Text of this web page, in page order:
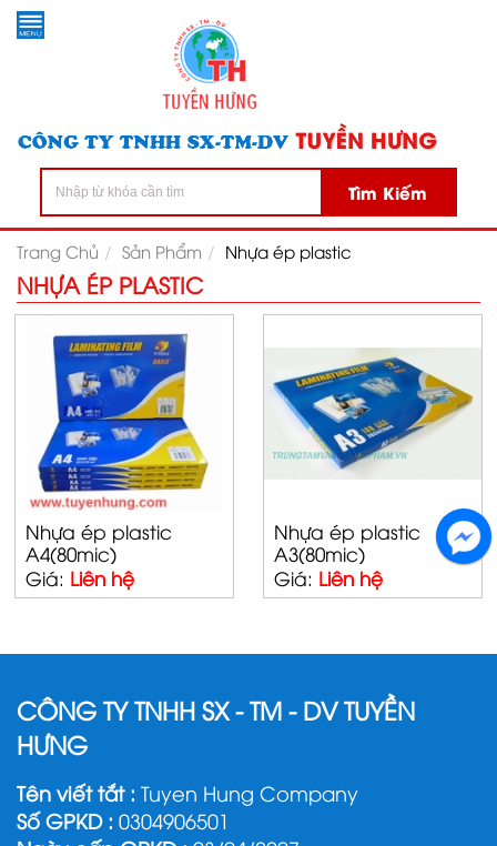
Tìm Kiếm
Trang Chủ Sản Phẩm Nhựa ép plastic
NHỰA ÉP PLASTIC
Nhựa ép plastic
A4(80mic)
Giá: Liên hệ
Nhựa ép plastic
A3(80mic)
Giá: Liên hệ
CÔNG TY TNHH SX - TM - DV TUYỀN
HƯNG
Tên viết tắt : Tuyen Hung Company
Số GPKD : 0304906501